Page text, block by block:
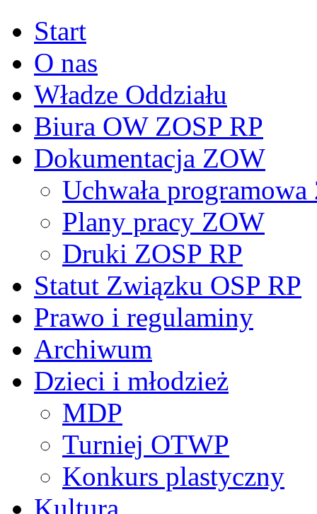
Start
O nas
Władze Oddziału
Biura OW ZOSP RP
Dokumentacja ZOW
Uchwała
Plany pracy ZOW
Druki ZOSP RP
Statut Związku OSP RP
Prawo i regulaminy
Archiwum
Dzieci i młodzież
MDP
Turniej OTWP
Konkurs plastyczny